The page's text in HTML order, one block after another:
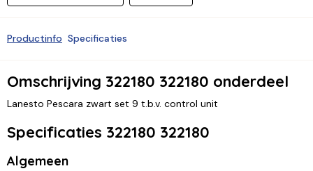
Productinfo Specificaties
Omschrijving 322180 322180 onderdeel
Lanesto Pescara zwart set 9 t.b.v. control unit
Specificaties 322180 322180
Algemeen